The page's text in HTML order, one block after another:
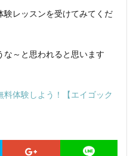
験レッスンを受けてみてくだ
な～と思われると思います
体験しよう！【エイゴック